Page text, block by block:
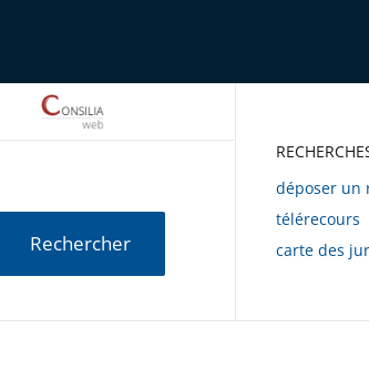
Rechercher
déposer un
télérecours
carte des